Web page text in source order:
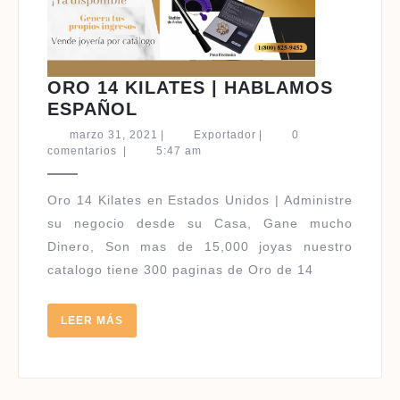
ORO 14 KILATES | HABLAMOS
ESPAÑOL
14
KILATES
HABLAMOS
ESPAÑOL
marzo 31, 2021 marzo
31,
ExportadorExportador
0
comentarios
5:47 am
Oro 14 Kilates en Estados Unidos | Administre
su negocio desde su Casa, Gane mucho
Dinero, Son mas de 15,000 joyas nuestro
catalogo tiene 300 paginas de Oro de 14
LEER MÁS
MÁS